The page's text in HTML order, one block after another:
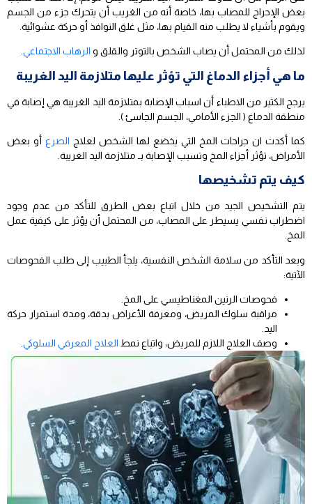
بعض الإحراج للمصاب بها، خاصة أنه من الغريب أن يتحرك جزء من الجسم
ويقوم بأشياء لا يطلب منه القيام بها، مثل غلق النوافذ أو حركة عشوائية.
لذلك من المحتمل أن يصاب الشخص بالتوتر والقلق و الرهاب الاجتماعي
ما هي أجزاء الدماغ التي تؤثر عليها متلازمة اليد الغريبة
يرجح الكثير من الاطباء أن اسباب الإصابة بمتلازمة اليد الغريبة هي إصابة في
منطقة الدماغ ( الجزء الأمامي، الجسم الجاسئ ).
كما أكدت ان جراحات المخ التي يخضع لها الشخص لعلاج الصرع أو بعض
الأمراض، تؤثر أجزاء المخ وتسبب الإصابة بـ متلازمة اليد الغريبة.
كيف يتم تشخيصها
يتم التشخيص الجيد من خلال اتباع بعض الطرق للتأكد من عدم وجود
اضطراب نفسي يسيطر على المصاب، من المحتمل أن يؤثر على كيفية عمل
المخ.
وبعد التأكد من سلامة الشخص النفسية، يلجأ الطبيب إلى طلب الفحوصات
الآتية:
فحوصات الرنين المغناطيسي على المخ.
مراقبة سلوك المريض، ومعرفة الأعراض بدقة، ومدة استمرار حركة
اليد.
وصف العلاج اللازم للمريض، واتباع نمط العلاج المعرفي السلوكي